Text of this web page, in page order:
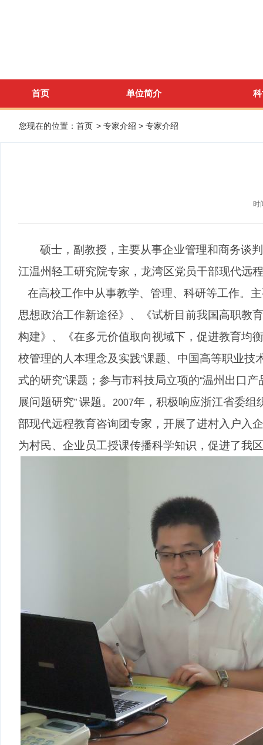
首页 单位简介
您现在的位置： 首页 > 专家介绍 > 专家介绍
时
硕士，副教授，主要从事企业管理和商务谈
江温州轻工研究院专家，龙湾区党员干部现代远
在高校工作中从事教学、管理、科研等工作。
思想政治工作新途径》、《试析目前我国高职教
构建》、《在多元价值取向视域下，促进教育均
校管理的人本理念及实践”课题、中国高等职业技
式的研究”课题；参与市科技局立项的“温州出口产
展问题研究” 课题。 2007年，积极响应浙江省委组
部现代远程教育咨询团专家，开展了进村入户入
为村民、企业员工授课传播科学知识，促进了我